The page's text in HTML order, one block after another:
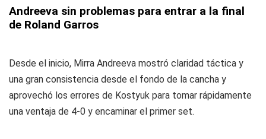
Andreeva sin problemas para entrar a la final
de Roland Garros
Desde el inicio, Mirra Andreeva mostró claridad táctica y
una gran consistencia desde el fondo de la cancha y
aprovechó los errores de Kostyuk para tomar rápidamente
una ventaja de 4-0 y encaminar el primer set.